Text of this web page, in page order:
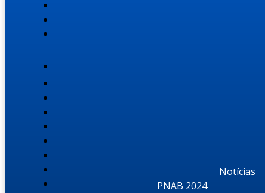
Notícias
PNAB 2024